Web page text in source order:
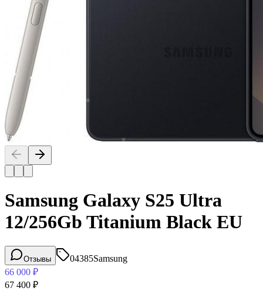
Samsung Galaxy S25 Ultra
12/256Gb Titanium Black EU
Отзывы 04385Samsung
66 000 ₽
67 400 ₽